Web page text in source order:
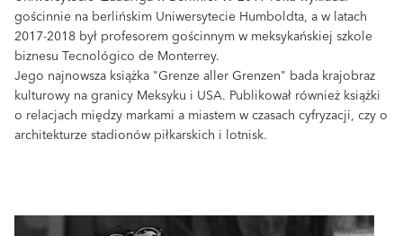
gościnnie na berlińskim Uniwersytecie Humboldta, a w latach
2017-2018 był profesorem gościnnym w meksykańskiej szkole
biznesu Tecnológico de Monterrey.
Jego najnowsza książka "Grenze aller Grenzen" bada krajobraz
kulturowy na granicy Meksyku i USA. Publikował również książki
o relacjach między markami a miastem w czasach cyfryzacji, czy o
architekturze stadionów piłkarskich i lotnisk.